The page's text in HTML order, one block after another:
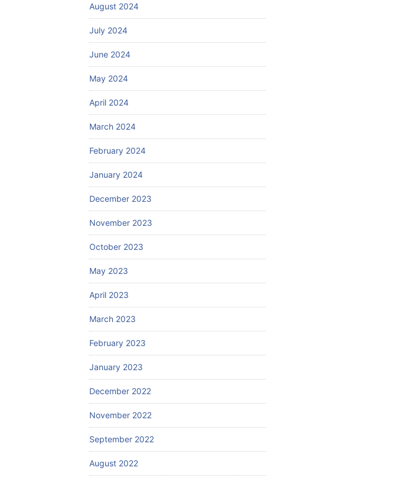
August 2024
July 2024
June 2024
May 2024
April 2024
March 2024
February 2024
January 2024
December 2023
November 2023
October 2023
May 2023
April 2023
March 2023
February 2023
January 2023
December 2022
November 2022
September 2022
August 2022